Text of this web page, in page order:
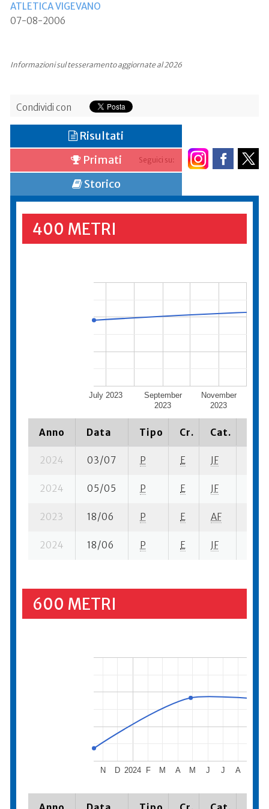
ATLETICA VIGEVANO
07-08-2006
Informazioni sul tesseramento aggiornate al 2026
Condividi con
Seguici su:
Risultati
Primati
Storico
400 METRI
July 2023
September
2023
November
2023
Anno Data Tipo Cr. Cat.
2024 03/07 P E JF
2024 05/05 P E JF
2023 18/06 P E AF
2024 18/06 P E JF
600 METRI
2024
N D F M A M J J A